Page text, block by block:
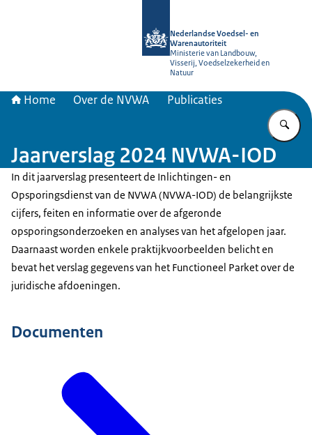
Nederlandse Voedsel- en
Warenautoriteit
Ministerie van Landbouw,
Visserij, Voedselzekerheid en
Natuur
Home Over de NVWA Publicaties
Jaarverslag 2024 NVWA-IOD
In dit jaarverslag presenteert de Inlichtingen- en
Opsporingsdienst van de NVWA (NVWA-IOD) de belangrijkste
cijfers, feiten en informatie over de afgeronde
opsporingsonderzoeken en analyses van het afgelopen jaar.
Daarnaast worden enkele praktijkvoorbeelden belicht en
bevat het verslag gegevens van het Functioneel Parket over de
juridische afdoeningen.
Documenten